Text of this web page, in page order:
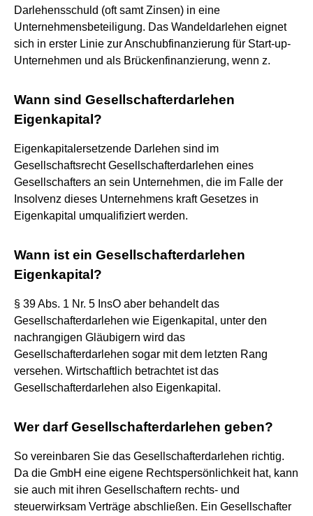
Darlehensschuld (oft samt Zinsen) in eine
Unternehmensbeteiligung. Das Wandeldarlehen eignet
sich in erster Linie zur Anschubfinanzierung für Start-up-
Unternehmen und als Brückenfinanzierung, wenn z.
Wann sind Gesellschafterdarlehen
Eigenkapital?
Eigenkapitalersetzende Darlehen sind im
Gesellschaftsrecht Gesellschafterdarlehen eines
Gesellschafters an sein Unternehmen, die im Falle der
Insolvenz dieses Unternehmens kraft Gesetzes in
Eigenkapital umqualifiziert werden.
Wann ist ein Gesellschafterdarlehen
Eigenkapital?
§ 39 Abs. 1 Nr. 5 InsO aber behandelt das
Gesellschafterdarlehen wie Eigenkapital, unter den
nachrangigen Gläubigern wird das
Gesellschafterdarlehen sogar mit dem letzten Rang
versehen. Wirtschaftlich betrachtet ist das
Gesellschafterdarlehen also Eigenkapital.
Wer darf Gesellschafterdarlehen geben?
So vereinbaren Sie das Gesellschafterdarlehen richtig.
Da die GmbH eine eigene Rechtspersönlichkeit hat, kann
sie auch mit ihren Gesellschaftern rechts- und
steuerwirksam Verträge abschließen. Ein Gesellschafter